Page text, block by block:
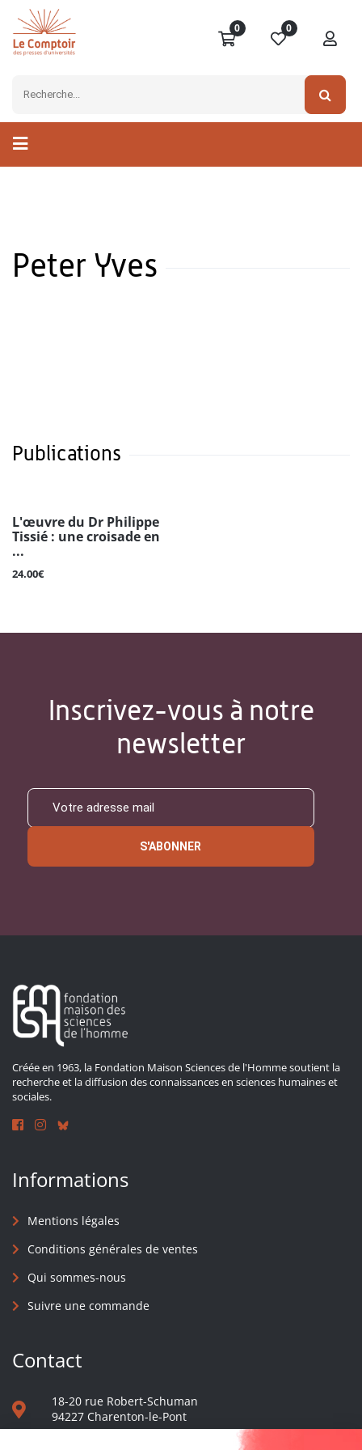
0 0
Peter Yves
Publications
L'œuvre du Dr Philippe
Tissié : une croisade en
...
24.00€
Inscrivez-vous à notre
newsletter
S'ABONNER
Créée en 1963, la Fondation Maison Sciences de l'Homme soutient la
recherche et la diffusion des connaissances en sciences humaines et
sociales.
Informations
Mentions légales
Conditions générales de ventes
Qui sommes-nous
Suivre une commande
Contact
18-20 rue Robert-Schuman
94227 Charenton-le-Pont